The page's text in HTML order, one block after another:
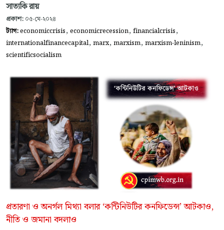
সাত্যকি রায়
প্রকাশ: ০৫-মে-২০২৪
ট্যাগ:economiccrisis, economicrecession, financialcrisis,
internationalfinancecapital, marx, marxism, marxism-leninism,
scientificsocialism
প্রতারণা ও অনর্গল মিথ্যা বলার ‘কন্টিনিউটির কনফিডেন্স’ আটকাও,
নীতি ও জমানা বদলাও